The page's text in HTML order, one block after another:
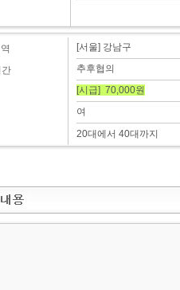
간
[서울] 강남구
추후협의
[시급] 70,000원
여
20대에서 40대까지